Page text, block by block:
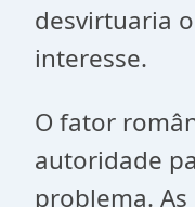
desvirtuaria
interesse.
O fator
autoridade
problema.